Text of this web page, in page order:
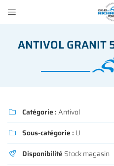

01 64 34 07 57
 Adresse email de réception
ANTIVOL
 Catégorie :Antivol
 Sous-catégorie : U
 Disponibilité Stock magasin